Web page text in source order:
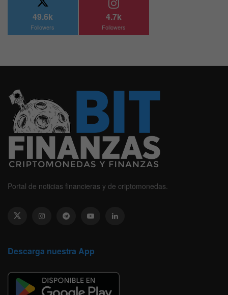
49.6k
Followers
4.7k
Followers
Portal de noticias financieras y de criptomonedas.
Descarga nuestra App